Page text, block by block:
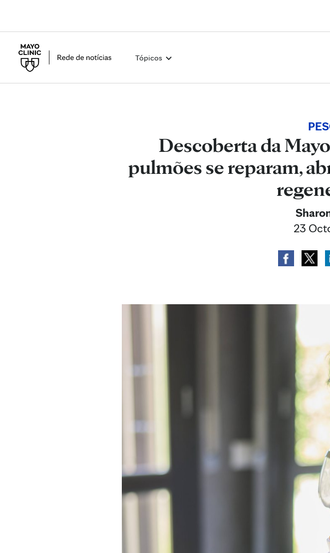
Tópicos
Descoberta da
pulmões se reparam,
23